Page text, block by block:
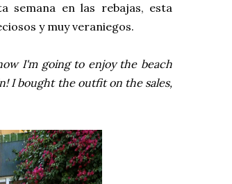
semana en las rebajas, esta
y muy veraniegos.
I'm going to enjoy the beach
I bought the outfit on the sales,